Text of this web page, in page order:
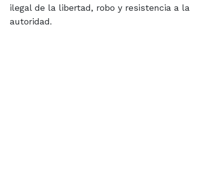
ilegal de la libertad, robo y resistencia a la
autoridad.